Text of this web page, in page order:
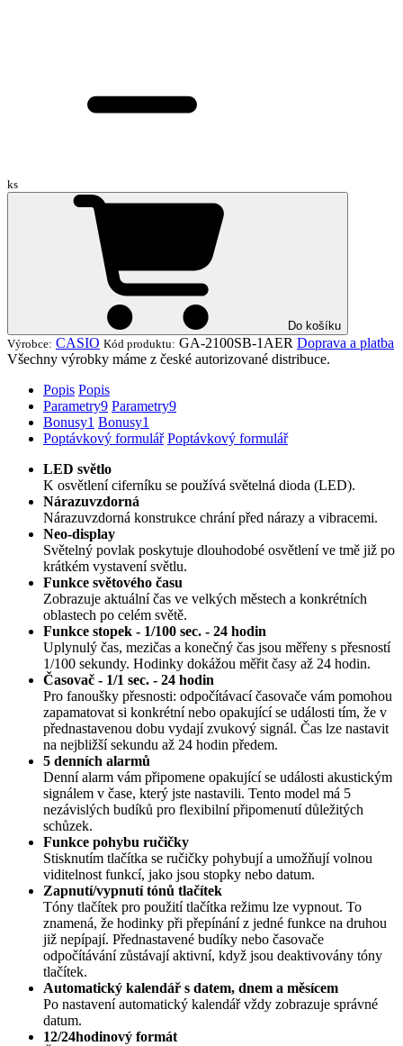
ks
Do košíku
Výrobce: CASIO Kód produktu: GA-2100SB-1AER Doprava a platba
Všechny výrobky máme z české autorizované distribuce.
Popis Popis
Parametry9 Parametry9
Bonusy1 Bonusy1
Poptávkový formulář Poptávkový formulář
LED světlo
K osvětlení ciferníku se používá světelná dioda (LED).
Nárazuvzdorná
Nárazuvzdorná konstrukce chrání před nárazy a vibracemi.
Neo-display
Světelný povlak poskytuje dlouhodobé osvětlení ve tmě již po
krátkém vystavení světlu.
Funkce světového času
Zobrazuje aktuální čas ve velkých městech a konkrétních
oblastech po celém světě.
Funkce stopek - 1/100 sec. - 24 hodin
Uplynulý čas, mezičas a konečný čas jsou měřeny s přesností
1/100 sekundy. Hodinky dokážou měřit časy až 24 hodin.
Časovač - 1/1 sec. - 24 hodin
Pro fanoušky přesnosti: odpočítávací časovače vám pomohou
zapamatovat si konkrétní nebo opakující se události tím, že v
přednastavenou dobu vydají zvukový signál. Čas lze nastavit
na nejbližší sekundu až 24 hodin předem.
5 denních alarmů
Denní alarm vám připomene opakující se události akustickým
signálem v čase, který jste nastavili. Tento model má 5
nezávislých budíků pro flexibilní připomenutí důležitých
schůzek.
Funkce pohybu ručičky
Stisknutím tlačítka se ručičky pohybují a umožňují volnou
viditelnost funkcí, jako jsou stopky nebo datum.
Zapnutí/vypnutí tónů tlačítek
Tóny tlačítek pro použití tlačítka režimu lze vypnout. To
znamená, že hodinky při přepínání z jedné funkce na druhou
již nepípají. Přednastavené budíky nebo časovače
odpočítávání zůstávají aktivní, když jsou deaktivovány tóny
tlačítek.
Automatický kalendář s datem, dnem a měsícem
Po nastavení automatický kalendář vždy zobrazuje správné
datum.
12/24hodinový formát